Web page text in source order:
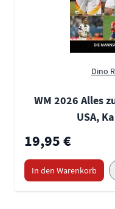
Dino
WM 2026 Alles
USA,
19,95 €
In den Warenkorb